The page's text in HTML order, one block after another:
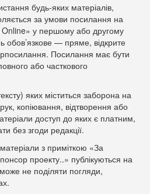
будь-яких матеріалів,
за умови посилання на
Online» у першому або другому
обов’язкове — пряме, відкрите
Посилання має бути
або часткового
яких міститься заборона на
копіювання, відтворення або
доступ до яких є платним,
без згоди редакції.
з приміткою «За
проекту..» публікуються на
не поділяти погляди,